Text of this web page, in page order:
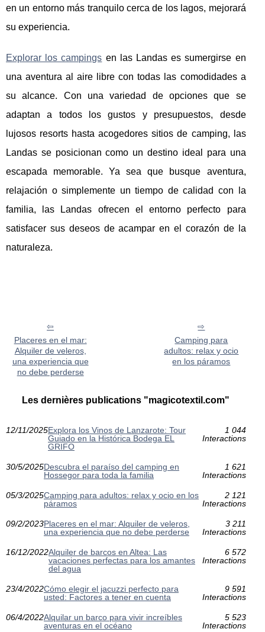
en un entorno más tranquilo cerca de los lagos, mejorará
su experiencia.
Explorar los campings en las Landas es sumergirse en
una aventura al aire libre con todas las comodidades a
su alcance. Con una variedad de opciones que se
adaptan a todos los gustos y presupuestos, desde
lujosos resorts hasta acogedores sitios de camping, las
Landas se posicionan como un destino ideal para una
escapada memorable. Ya sea que busque aventura,
relajación o simplemente un tiempo de calidad con la
familia, las Landas ofrecen el entorno perfecto para
satisfacer sus deseos de acampar en el corazón de la
naturaleza.
Placeres en el mar:
Alquiler de veleros,
una experiencia que
no debe perderse
Camping para
adultos: relax y ocio
en los páramos
Les dernières publications "magicotextil.com"
12/11/2025Explora los Vinos de Lanzarote: Tour
Guiado en la Histórica Bodega EL
GRIFO
1 044
Interactions
30/5/2025Descubra el paraíso del camping en
Hossegor para toda la familia
1 621
Interactions
05/3/2025Camping para adultos: relax y ocio en los
páramos
2 121
Interactions
09/2/2023Placeres en el mar: Alquiler de veleros,
una experiencia que no debe perderse
3 211
Interactions
16/12/2022Alquiler de barcos en Altea: Las
vacaciones perfectas para los amantes
del agua
6 572
Interactions
23/4/2022Cómo elegir el jacuzzi perfecto para
usted: Factores a tener en cuenta
9 591
Interactions
06/4/2022Alquilar un barco para vivir increíbles
aventuras en el océano
5 523
Interactions